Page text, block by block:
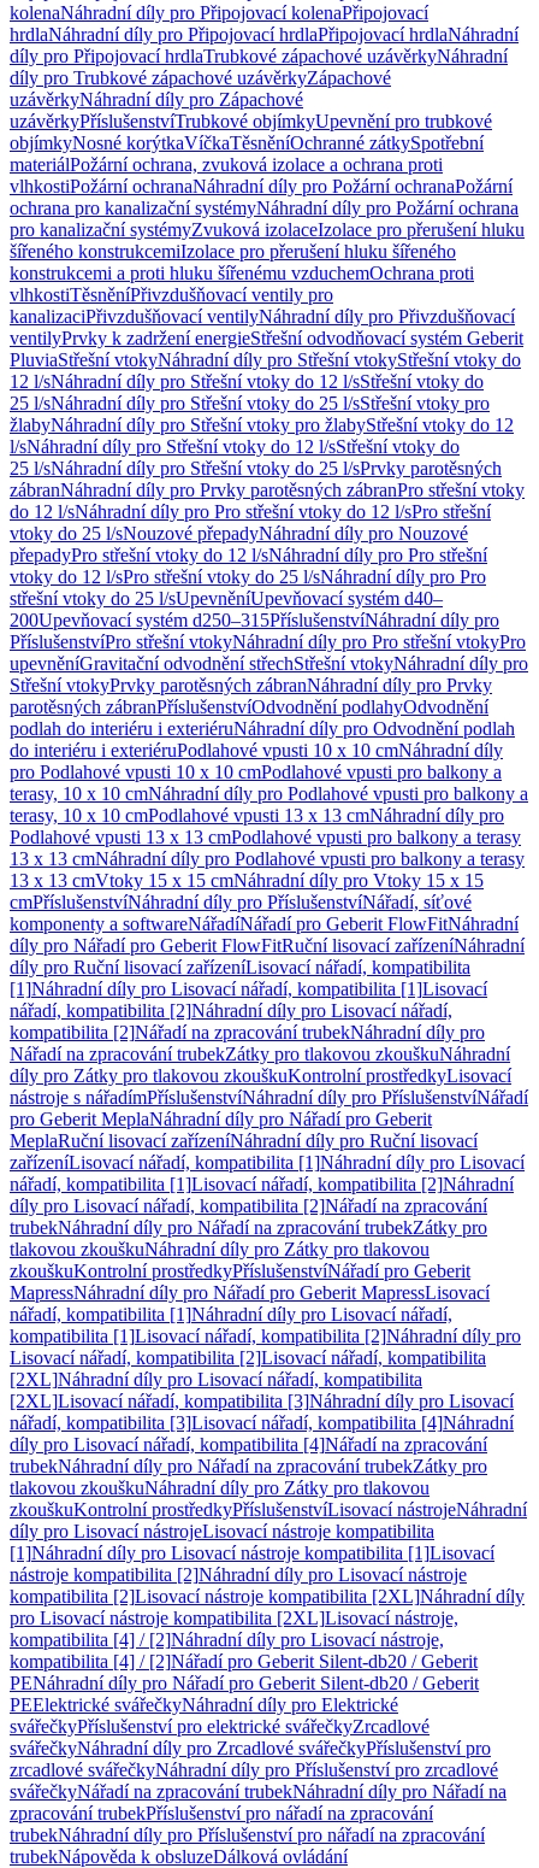
kolenaNáhradní díly pro Připojovací kolenaPřipojovací
hrdlaNáhradní díly pro Připojovací hrdlaPřipojovací hrdlaNáhradní
díly pro Připojovací hrdlaTrubkové zápachové uzávěrkyNáhradní
díly pro Trubkové zápachové uzávěrkyZápachové
uzávěrkyNáhradní díly pro Zápachové
uzávěrkyPříslušenstvíTrubkové objímkyUpevnění pro trubkové
objímkyNosné korýtkaVíčkaTěsněníOchranné zátkySpotřební
materiálPožární ochrana, zvuková izolace a ochrana proti
vlhkostiPožární ochranaNáhradní díly pro Požární ochranaPožární
ochrana pro kanalizační systémyNáhradní díly pro Požární ochrana
pro kanalizační systémyZvuková izolaceIzolace pro přerušení hluku
šířeného konstrukcemiIzolace pro přerušení hluku šířeného
konstrukcemi a proti hluku šířenému vzduchemOchrana proti
vlhkostiTěsněníPřivzdušňovací ventily pro
kanalizaciPřivzdušňovací ventilyNáhradní díly pro Přivzdušňovací
ventilyPrvky k zadržení energieStřešní odvodňovací systém Geberit
PluviaStřešní vtokyNáhradní díly pro Střešní vtokyStřešní vtoky do
12 l/sNáhradní díly pro Střešní vtoky do 12 l/sStřešní vtoky do
25 l/sNáhradní díly pro Střešní vtoky do 25 l/sStřešní vtoky pro
žlabyNáhradní díly pro Střešní vtoky pro žlabyStřešní vtoky do 12
l/sNáhradní díly pro Střešní vtoky do 12 l/sStřešní vtoky do
25 l/sNáhradní díly pro Střešní vtoky do 25 l/sPrvky parotěsných
zábranNáhradní díly pro Prvky parotěsných zábranPro střešní vtoky
do 12 l/sNáhradní díly pro Pro střešní vtoky do 12 l/sPro střešní
vtoky do 25 l/sNouzové přepadyNáhradní díly pro Nouzové
přepadyPro střešní vtoky do 12 l/sNáhradní díly pro Pro střešní
vtoky do 12 l/sPro střešní vtoky do 25 l/sNáhradní díly pro Pro
střešní vtoky do 25 l/sUpevněníUpevňovací systém d40–
200Upevňovací systém d250–315PříslušenstvíNáhradní díly pro
PříslušenstvíPro střešní vtokyNáhradní díly pro Pro střešní vtokyPro
upevněníGravitační odvodnění střechStřešní vtokyNáhradní díly pro
Střešní vtokyPrvky parotěsných zábranNáhradní díly pro Prvky
parotěsných zábranPříslušenstvíOdvodnění podlahyOdvodnění
podlah do interiéru i exteriéruNáhradní díly pro Odvodnění podlah
do interiéru i exteriéruPodlahové vpusti 10 x 10 cmNáhradní díly
pro Podlahové vpusti 10 x 10 cmPodlahové vpusti pro balkony a
terasy, 10 x 10 cmNáhradní díly pro Podlahové vpusti pro balkony a
terasy, 10 x 10 cmPodlahové vpusti 13 x 13 cmNáhradní díly pro
Podlahové vpusti 13 x 13 cmPodlahové vpusti pro balkony a terasy
13 x 13 cmNáhradní díly pro Podlahové vpusti pro balkony a terasy
13 x 13 cmVtoky 15 x 15 cmNáhradní díly pro Vtoky 15 x 15
cmPříslušenstvíNáhradní díly pro PříslušenstvíNářadí, síťové
komponenty a softwareNářadíNářadí pro Geberit FlowFitNáhradní
díly pro Nářadí pro Geberit FlowFitRuční lisovací zařízeníNáhradní
díly pro Ruční lisovací zařízeníLisovací nářadí, kompatibilita
[1]Náhradní díly pro Lisovací nářadí, kompatibilita [1]Lisovací
nářadí, kompatibilita [2]Náhradní díly pro Lisovací nářadí,
kompatibilita [2]Nářadí na zpracování trubekNáhradní díly pro
Nářadí na zpracování trubekZátky pro tlakovou zkouškuNáhradní
díly pro Zátky pro tlakovou zkouškuKontrolní prostředkyLisovací
nástroje s nářadímPříslušenstvíNáhradní díly pro PříslušenstvíNářadí
pro Geberit MeplaNáhradní díly pro Nářadí pro Geberit
MeplaRuční lisovací zařízeníNáhradní díly pro Ruční lisovací
zařízeníLisovací nářadí, kompatibilita [1]Náhradní díly pro Lisovací
nářadí, kompatibilita [1]Lisovací nářadí, kompatibilita [2]Náhradní
díly pro Lisovací nářadí, kompatibilita [2]Nářadí na zpracování
trubekNáhradní díly pro Nářadí na zpracování trubekZátky pro
tlakovou zkouškuNáhradní díly pro Zátky pro tlakovou
zkouškuKontrolní prostředkyPříslušenstvíNářadí pro Geberit
MapressNáhradní díly pro Nářadí pro Geberit MapressLisovací
nářadí, kompatibilita [1]Náhradní díly pro Lisovací nářadí,
kompatibilita [1]Lisovací nářadí, kompatibilita [2]Náhradní díly pro
Lisovací nářadí, kompatibilita [2]Lisovací nářadí, kompatibilita
[2XL]Náhradní díly pro Lisovací nářadí, kompatibilita
[2XL]Lisovací nářadí, kompatibilita [3]Náhradní díly pro Lisovací
nářadí, kompatibilita [3]Lisovací nářadí, kompatibilita [4]Náhradní
díly pro Lisovací nářadí, kompatibilita [4]Nářadí na zpracování
trubekNáhradní díly pro Nářadí na zpracování trubekZátky pro
tlakovou zkouškuNáhradní díly pro Zátky pro tlakovou
zkouškuKontrolní prostředkyPříslušenstvíLisovací nástrojeNáhradní
díly pro Lisovací nástrojeLisovací nástroje kompatibilita
[1]Náhradní díly pro Lisovací nástroje kompatibilita [1]Lisovací
nástroje kompatibilita [2]Náhradní díly pro Lisovací nástroje
kompatibilita [2]Lisovací nástroje kompatibilita [2XL]Náhradní díly
pro Lisovací nástroje kompatibilita [2XL]Lisovací nástroje,
kompatibilita [4] / [2]Náhradní díly pro Lisovací nástroje,
kompatibilita [4] / [2]Nářadí pro Geberit Silent-db20 / Geberit
PENáhradní díly pro Nářadí pro Geberit Silent-db20 / Geberit
PEElektrické svářečkyNáhradní díly pro Elektrické
svářečkyPříslušenství pro elektrické svářečkyZrcadlové
svářečkyNáhradní díly pro Zrcadlové svářečkyPříslušenství pro
zrcadlové svářečkyNáhradní díly pro Příslušenství pro zrcadlové
svářečkyNářadí na zpracování trubekNáhradní díly pro Nářadí na
zpracování trubekPříslušenství pro nářadí na zpracování
trubekNáhradní díly pro Příslušenství pro nářadí na zpracování
trubekNápověda k obsluzeDálková ovládání